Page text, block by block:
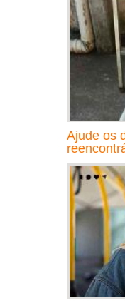
Ajude os